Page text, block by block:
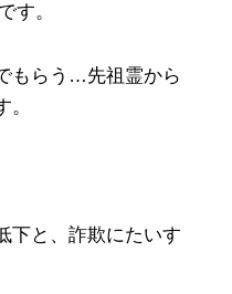
す。
もらう…先祖霊から
下と、詐欺にたいす